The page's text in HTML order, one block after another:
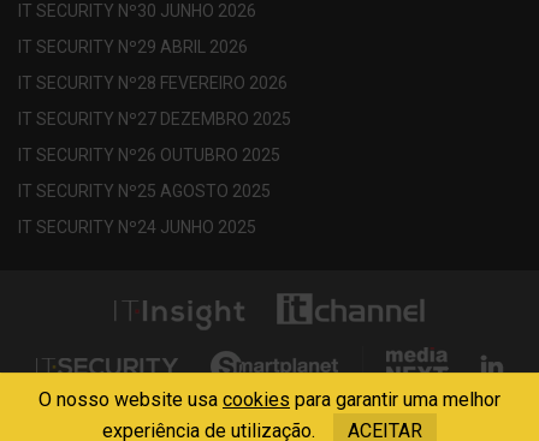
IT SECURITY Nº30 JUNHO 2026
IT SECURITY Nº29 ABRIL 2026
IT SECURITY Nº28 FEVEREIRO 2026
IT SECURITY Nº27 DEZEMBRO 2025
IT SECURITY Nº26 OUTUBRO 2025
IT SECURITY Nº25 AGOSTO 2025
IT SECURITY Nº24 JUNHO 2025
Copyright © 2013 - 2026 Media Next . All Rights Reserved
O nosso website usa cookies para garantir uma melhor
experiência de utilização.
ACEITAR